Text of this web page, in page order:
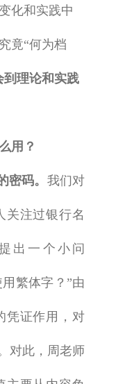
化和实践中
竟“何为档
到理论和实践
用？
密码。 我们对
关注过银行名
出一个小问
繁体字？”由
凭证作用，对
对此，周老师